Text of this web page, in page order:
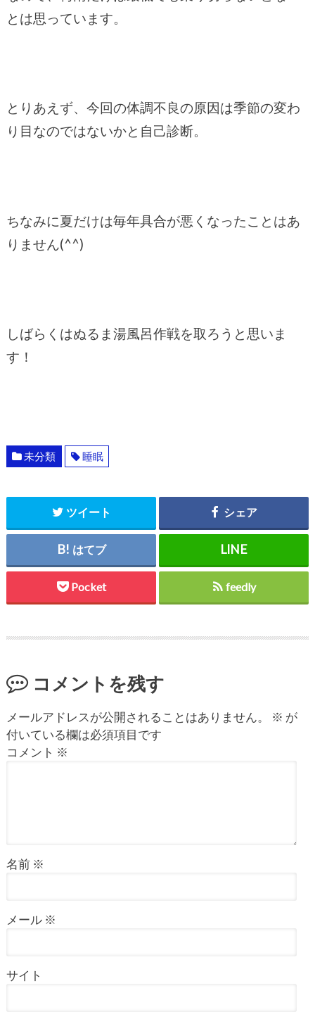
とは思っています。
とりあえず、今回の体調不良の原因は季節の変わ
り目なのではないかと自己診断。
ちなみに夏だけは毎年具合が悪くなったことはあ
りません(^^)
しばらくはぬるま湯風呂作戦を取ろうと思いま
す！
未分類 睡眠
ツイート シェア
はてブ
Pocket feedly
コメントを残す
メールアドレスが公開されることはありません。 ※ が
付いている欄は必須項目です
コメント ※
名前 ※
メール ※
サイト